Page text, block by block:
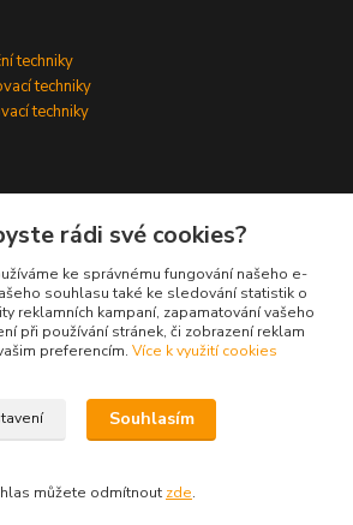
techniky
techniky
techniky
podpora
318 342
hod.)
rádi své cookies?
ke správnému fungování našeho e-
souhlasu také ke sledování statistik o
reklamních kampaní, zapamatování vašeho
při používání stránek, či zobrazení reklam
preferencím. Více k využití cookies
Souhlasím
můžete odmítnout zde.